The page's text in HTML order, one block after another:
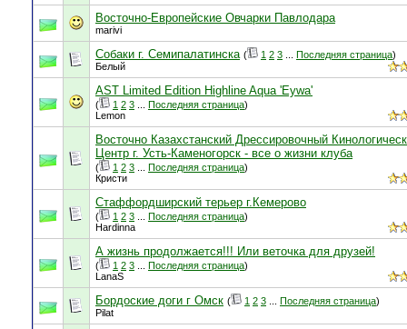
Восточно-Европейские Овчарки Павлодара
marivi
Собаки г. Семипалатинска ( 1 2 3 Последняя страница)
Белый
AST Limited Edition Highline Aqua 'Eywa'
( 1 2 3 Последняя страница)
Lemon
Восточно Казахстанский Дрессировочный
Центр г. Усть-Каменогорск - все о жизни клуба
( 1 2 3 Последняя страница)
Кристи
Стаффордширский терьер г.Кемерово
( 1 2 3 Последняя страница)
Hardinna
А жизнь продолжается!!! Или веточка для друзей!
( 1 2 3 Последняя страница)
LanaS
Бордоские доги г Омск ( 1 2 3 Последняя страница)
Pilat